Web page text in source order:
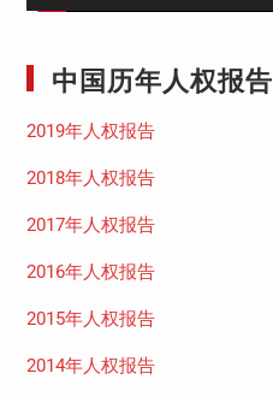
中国历年人权报告
2019年人权报告
2018年人权报告
2017年人权报告
2016年人权报告
2015年人权报告
2014年人权报告